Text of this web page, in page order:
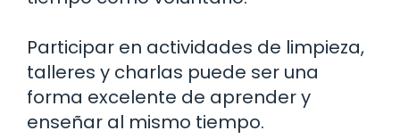
Participar en actividades de limpieza,
talleres y charlas puede ser una
forma excelente de aprender y
enseñar al mismo tiempo.